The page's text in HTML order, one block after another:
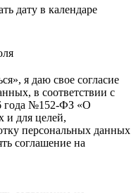
я даю свое согласие
в соответствии с
года №152-ФЗ «О
и для целей,
персональных данных
соглашение на